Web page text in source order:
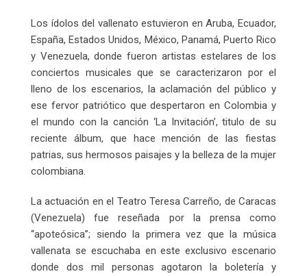
Los ídolos del vallenato estuvieron en Aruba, Ecuador,
España, Estados Unidos, México, Panamá, Puerto Rico
y Venezuela, donde fueron artistas estelares de los
conciertos musicales que se caracterizaron por el
lleno de los escenarios, la aclamación del público y
ese fervor patriótico que despertaron en Colombia y
el mundo con la canción ‘La Invitación’, titulo de su
reciente álbum, que hace mención de las fiestas
patrias, sus hermosos paisajes y la belleza de la mujer
colombiana.
La actuación en el Teatro Teresa Carreño, de Caracas
(Venezuela) fue reseñada por la prensa como
“apoteósica”; siendo la primera vez que la música
vallenata se escuchaba en este exclusivo escenario
donde dos mil personas agotaron la boletería y